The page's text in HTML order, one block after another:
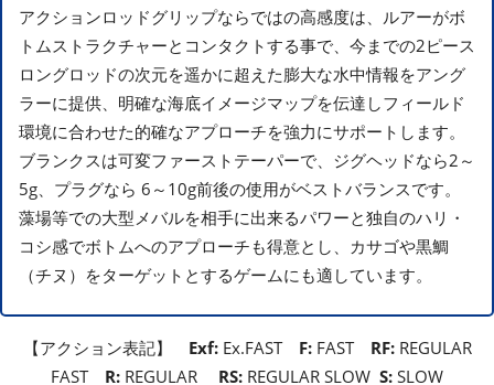
アクションロッドグリップならではの高感度は、ルアーがボ
トムストラクチャーとコンタクトする事で、今までの2ピース
ロングロッドの次元を遥かに超えた膨大な水中情報をアング
ラーに提供、明確な海底イメージマップを伝達しフィールド
環境に合わせた的確なアプローチを強力にサポートします。
ブランクスは可変ファーストテーパーで、ジグヘッドなら2～
5g、プラグなら 6～10g前後の使用がベストバランスです。
藻場等での大型メバルを相手に出来るパワーと独自のハリ・
コシ感でボトムへのアプローチも得意とし、カサゴや黒鯛
（チヌ）をターゲットとするゲームにも適しています。
【アクション表記】 Exf: Ex.FAST F: FAST RF: REGULAR
FAST R: REGULAR RS: REGULAR SLOW S: SLOW